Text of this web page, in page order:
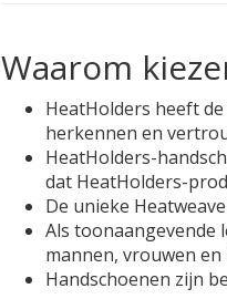
Waarom
HeatHolders heeft
herkennen en
HeatHolders-
dat HeatHolders-
De unieke
Als toonaangevende
mannen, vrouwen
Handschoenen zijn